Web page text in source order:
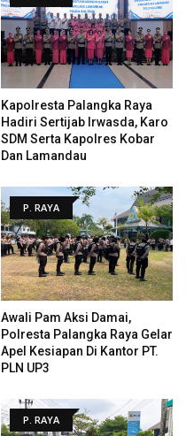
Kapolresta Palangka Raya
Hadiri Sertijab Irwasda, Karo
SDM Serta Kapolres Kobar
Dan Lamandau
P. RAYA
Awali Pam Aksi Damai,
Polresta Palangka Raya Gelar
Apel Kesiapan Di Kantor PT.
PLN UP3
P. RAYA